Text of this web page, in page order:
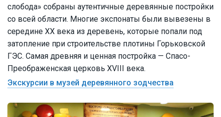
слобода» собраны аутентичные деревянные постройки
со всей области. Многие экспонаты были вывезены в
середине XX века из деревень, которые попали под
затопление при строительстве плотины Горьковской
ГЭС. Самая древняя и ценная постройка — Спасо-
Преображенская церковь XVIII века.
Экскурсии в музей деревянного зодчества